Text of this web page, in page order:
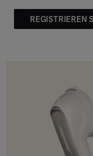
REGISTRIEREN